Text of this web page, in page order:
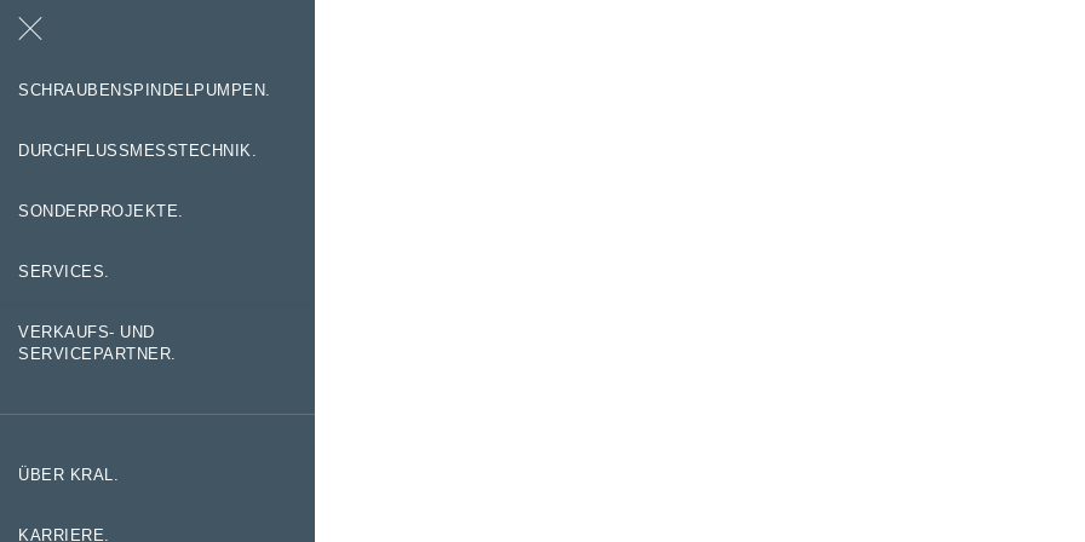
SCHRAUBENSPINDELPUMPEN.
DURCHFLUSSMESSTECHNIK.
SONDERPROJEKTE.
SERVICES.
VERKAUFS- UND
SERVICEPARTNER.
ÜBER KRAL.
KARRIERE.